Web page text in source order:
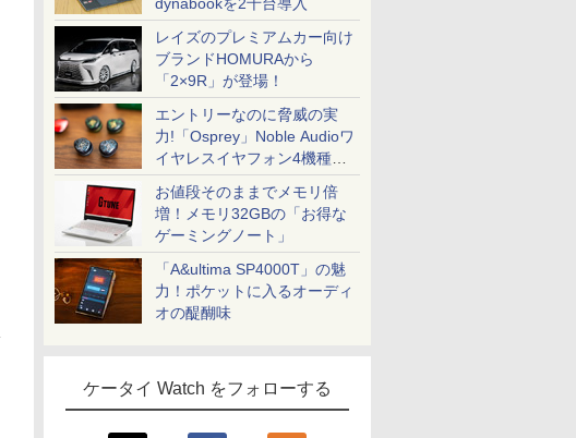
レイズのプレミアムカー向け
ブランドHOMURAから
「2×9R」が登場！
エントリーなのに脅威の実
力!「Osprey」Noble Audioワ
イヤレスイヤフォン4機種を
一気に聴く
お値段そのままでメモリ倍
増！メモリ32GBの「お得な
ゲーミングノート」
「A&ultima SP4000T」の魅
力！ポケットに入るオーディ
オの醍醐味
ケータイ Watch をフォローする